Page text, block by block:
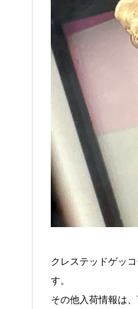
クレステッドゲッ
す。
その他入荷情報は